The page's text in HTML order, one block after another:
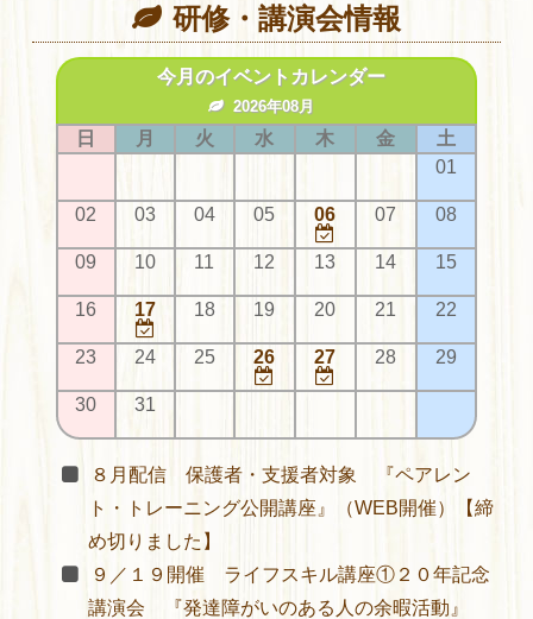
研修・講演会情報
今月のイベントカレンダー
2026年08月
日 月 火 水 木 金
土
01
02 03 04 05 06 07 08
09 10 11 12 13 14 15
16 17 18 19 20 21 22
23 24 25 26 27 28 29
30 31
８月配信 保護者・支援者対象 『ペアレン
ト・トレーニング公開講座』（WEB開催）【締
め切りました】
９／１９開催 ライフスキル講座①２０年記念
講演会 『発達障がいのある人の余暇活動』